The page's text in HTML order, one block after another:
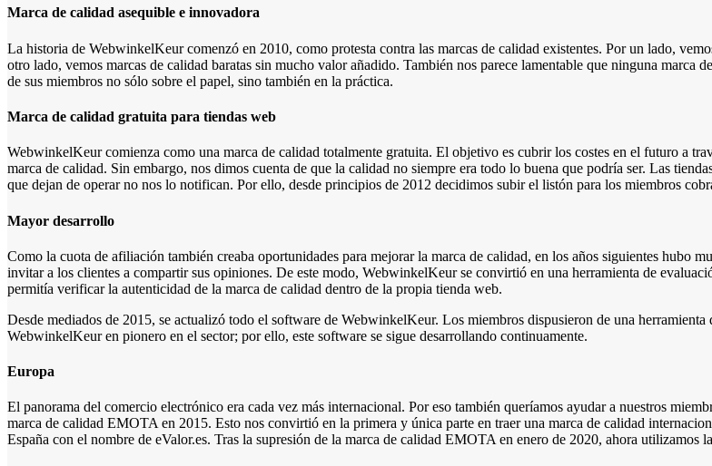
Marca de calidad asequible e innovadora
La historia de WebwinkelKeur comenzó en 2010, como protesta contra las marcas de calidad existentes. Por un lado,
otro lado, vemos marcas de calidad baratas sin mucho valor añadido. También nos parece lamentable que ninguna
de sus miembros no sólo sobre el papel, sino también en la práctica.
Marca de calidad gratuita para tiendas web
WebwinkelKeur comienza como una marca de calidad totalmente gratuita. El objetivo es cubrir los costes en el futuro a
marca de calidad. Sin embargo, nos dimos cuenta de que la calidad no siempre era todo lo buena que podría ser. Las
que dejan de operar no nos lo notifican. Por ello, desde principios de 2012 decidimos subir el listón para los miembros
Mayor desarrollo
Como la cuota de afiliación también creaba oportunidades para mejorar la marca de calidad, en los años siguientes
invitar a los clientes a compartir sus opiniones. De este modo, WebwinkelKeur se convirtió en una herramienta de
permitía verificar la autenticidad de la marca de calidad dentro de la propia tienda web.
Desde mediados de 2015, se actualizó todo el software de WebwinkelKeur. Los miembros dispusieron de una
WebwinkelKeur en pionero en el sector; por ello, este software se sigue desarrollando continuamente.
Europa
El panorama del comercio electrónico era cada vez más internacional. Por eso también queríamos ayudar a nuestros
marca de calidad EMOTA en 2015. Esto nos convirtió en la primera y única parte en traer una marca de calidad
España con el nombre de eValor.es. Tras la supresión de la marca de calidad EMOTA en enero de 2020, ahora utilizamos